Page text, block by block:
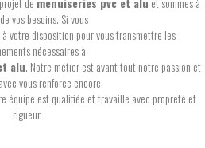
vos besoins. Si vous
votre disposition pour vous transmettre les
nécessaires à
alu. Notre métier est avant tout notre passion et
vous renforce encore
équipe est qualifiée et travaille avec propreté et
rigueur.